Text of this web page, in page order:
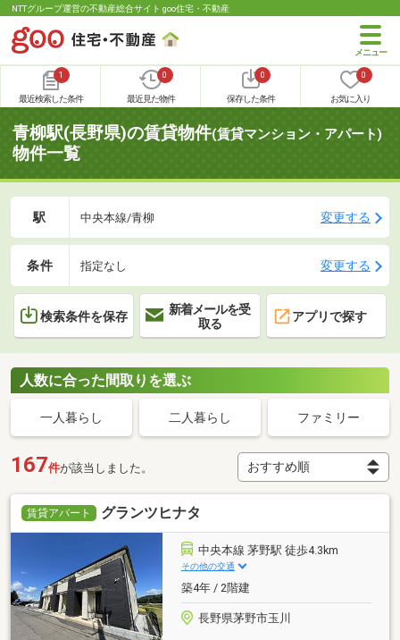
NTTグループ運営の不動産総合サイト goo住宅・不動産
1
最近検索した条件
0
最近見た物件
0
保存した条件
0
お気に入り
青柳駅(長野県)の賃貸物件(賃貸マンション・アパート)
物件一覧
駅 中央本線/青柳 変更する
条件 指定なし 変更する
検索条件を保存
新着メールを受
取る
アプリで探す
人数に合った間取りを選ぶ
一人暮らし 二人暮らし ファミリー
167件が該当しました。
賃貸アパート グランツヒナタ
中央本線 茅野駅 徒歩4.3km
その他の交通
築4年 / 2階建
長野県茅野市玉川